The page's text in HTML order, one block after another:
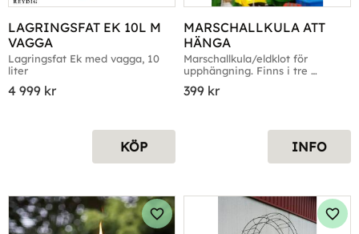
LAGRINGSFAT EK 10L M
VAGGA
Lagringsfat Ek med vagga, 10
liter
4 999 kr
KÖP
MARSCHALLKULA ATT
HÄNGA
Marschallkula/eldklot för
upphängning. Finns i tre
399 kr
INFO
Lägg till i favoriter